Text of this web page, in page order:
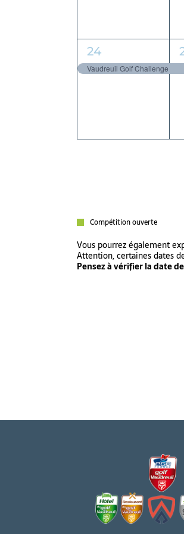
1
évènement,
24
Vaudreuil Golf Challenge
1
Compétition ouverte
Vous pourrez également
Attention, certaines dates
Pensez à vérifier la date